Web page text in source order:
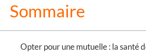
Sommaire
Opter pour une mutuelle : la santé